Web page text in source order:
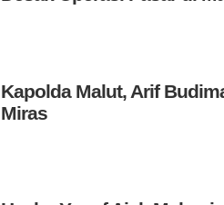
Kapolda Malut, Arif
Miras